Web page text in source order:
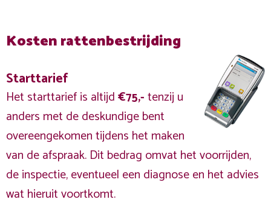
Kosten rattenbestrijding
Starttarief
Het starttarief is altijd€75,-tenzij u
anders met de deskundige bent
overeengekomen tijdens het maken
van de afspraak. Dit bedrag omvat het voorrijden,
de inspectie, eventueel een diagnose en het advies
wat hieruit voortkomt.